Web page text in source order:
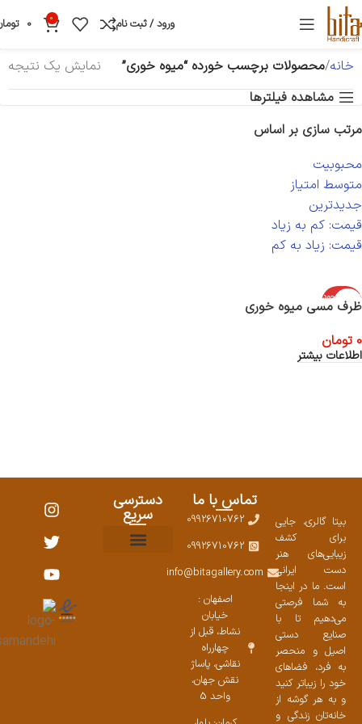
ورود / ثبت نام 0
0
خانه محصولات برچسب خورده “میوه خوری”
نمایش یک نتیجه
مشاهده فیلترها
مرتب سازی بر اساس
محبوبیت
متوسط امتیاز
جدیدترین
قیمت: کم به زیاد
قیمت: زیاد به کم
اتمام موجود
ی
ظرف مسی میوه خوری
0 تومان
اطلاعات بیشتر
بیتا گالری، جایی
برای کشف
زیبایی‌های هنر
دست ایرانی
است. ما در اینجا
به شما فرصتی
می‌دهیم تا با
صنایع دستی
اصیل و منحصر
به فرد، فضاهای
خود را زیباتر کنید
و به هر گوشه از
خانه‌تان زندگی و
تماس با ما
09926710762
09926710762
info@bitagallery.com
اصفهان :
خیابان
نشاط، قبل از
چهارراه
نقاشی، پاساژ
نقش جهان،
واحد 5
دسترسی
سریع